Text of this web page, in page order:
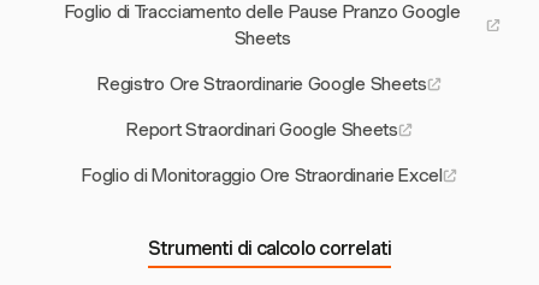
Foglio di Tracciamento delle Pause Pranzo Google
Sheets
Registro Ore Straordinarie Google Sheets
Report Straordinari Google Sheets
Foglio di Monitoraggio Ore Straordinarie Excel
Strumenti di calcolo correlati